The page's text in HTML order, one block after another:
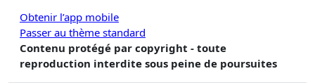
Obtenir l’app mobile
Passer au thème standard
Contenu protégé par copyright - toute
reproduction interdite sous peine de poursuites